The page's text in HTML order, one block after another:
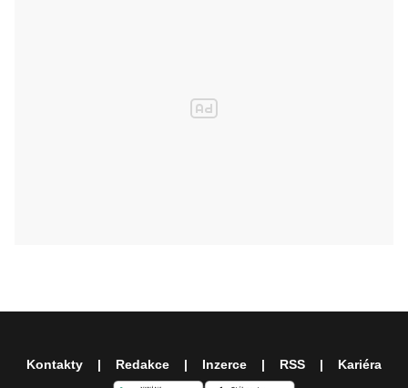
Kontakty Redakce Inzerce RSS Kariéra